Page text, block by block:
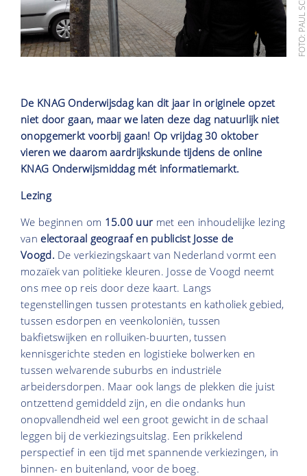
FOTO: PAUL SCHRAM
De KNAG Onderwijsdag kan dit jaar in originele opzet
niet door gaan, maar we laten deze dag natuurlijk niet
onopgemerkt voorbij gaan! Op vrijdag 30 oktober
vieren we daarom aardrijkskunde tijdens de online
KNAG Onderwijsmiddag mét informatiemarkt.
Lezing
We beginnen om 15.00 uur met een inhoudelijke lezing
vanelectoraal geograaf en publicist Josse de
Voogd. De verkiezingskaart van Nederland vormt een
mozaïek van politieke kleuren. Josse de Voogd neemt
ons mee op reis door deze kaart. Langs
tegenstellingen tussen protestants en katholiek gebied,
tussen esdorpen en veenkoloniën, tussen
bakfietswijken en rolluiken-buurten, tussen
kennisgerichte steden en logistieke bolwerken en
tussen welvarende suburbs en industriële
arbeidersdorpen. Maar ook langs de plekken die juist
ontzettend gemiddeld zijn, en die ondanks hun
onopvallendheid wel een groot gewicht in de schaal
leggen bij de verkiezingsuitslag. Een prikkelend
perspectief in een tijd met spannende verkiezingen, in
binnen- en buitenland, voor de boeg.